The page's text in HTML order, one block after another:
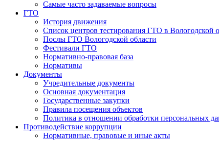
Самые часто задаваемые вопросы
ГТО
История движения
Список центров тестирования ГТО в Вологодской
Послы ГТО Вологодской области
Фестивали ГТО
Нормативно-правовая база
Нормативы
Документы
Учредительные документы
Основная документация
Государственные закупки
Правила посещения объектов
Политика в отношении обработки персональных
Противодействие коррупции
Нормативные, правовые и иные акты